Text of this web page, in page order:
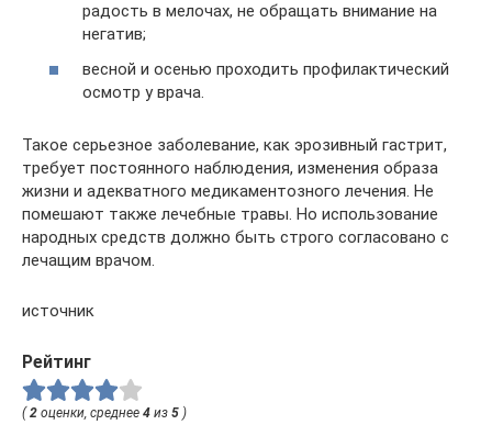
радость в мелочах, не обращать внимание на
негатив;
весной и осенью проходить профилактический
осмотр у врача.
Такое серьезное заболевание, как эрозивный гастрит,
требует постоянного наблюдения, изменения образа
жизни и адекватного медикаментозного лечения. Не
помешают также лечебные травы. Но использование
народных средств должно быть строго согласовано с
лечащим врачом.
источник
Рейтинг
( 2 оценки, среднее 4 из 5 )